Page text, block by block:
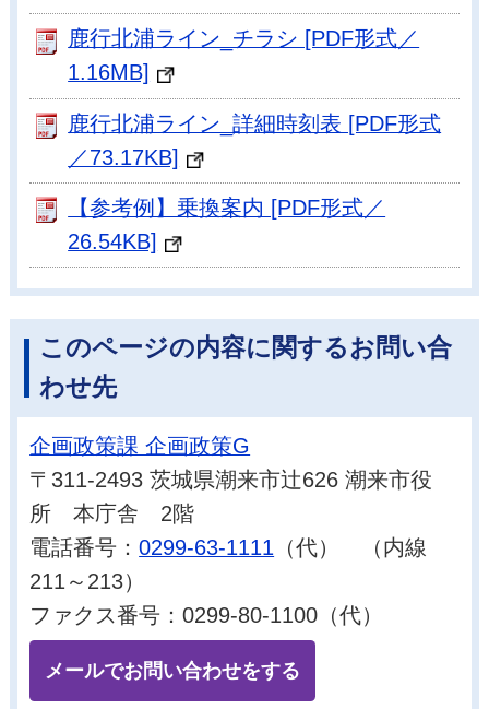
鹿行北浦ライン_チラシ [PDF形式／
1.16MB]
鹿行北浦ライン_詳細時刻表 [PDF形式
／73.17KB]
【参考例】乗換案内 [PDF形式／
26.54KB]
このページの内容に関するお問い合
わせ先
企画政策課 企画政策G
〒311-2493 茨城県潮来市辻626 潮来市役
所 本庁舎 2階
電話番号：0299-63-1111 （代） （内線
211～213）
ファクス番号：0299-80-1100（代）
メールでお問い合わせをする